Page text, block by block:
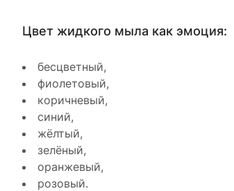
Цвет жидкого мыла как эмоция:
бесцветный,
фиолетовый,
коричневый,
синий,
жёлтый,
зелёный,
оранжевый,
розовый.